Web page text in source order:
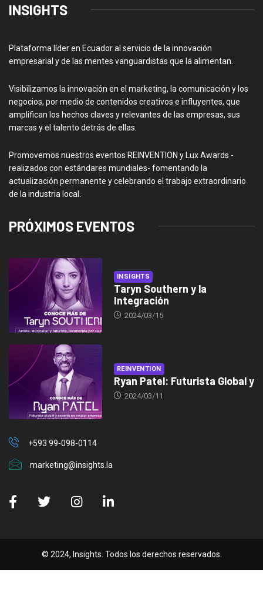
INSIGHTS
Plataforma líder en Ecuador al servicio de la innovación
empresarial y de las mentes vanguardistas que la alimentan.
Visibilizamos la innovación en el marketing, la comunicación y los
negocios, por medio de contenidos creativos e influyentes, que
amplifican los hechos claves y relevantes de las empresas, sus
marcas y el talento detrás de ellas.
Promovemos nuestros eventos REINVENTION y Lux Awards -
realizados con estándares mundiales- fomentando la
actualización permanente y celebrando el trabajo extraordinario
de la industria local.
PRÓXIMOS EVENTOS
INSIGHTS
Taryn Southern y la
Integración
2024/03/15
REINVENTION
Ryan Patel: Futurista Global y
2024/03/11
+593 99-098-0114
marketing@insights.la
© 2024, Insights. Todos los derechos reservados.